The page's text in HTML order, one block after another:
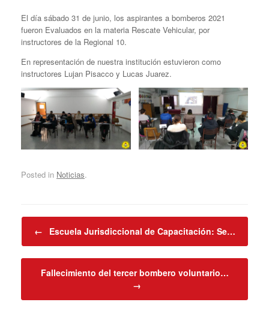
El día sábado 31 de junio, los aspirantes a bomberos 2021
fueron Evaluados en la materia Rescate Vehicular, por
instructores de la Regional 10.
En representación de nuestra institución estuvieron como
instructores Lujan Pisacco y Lucas Juarez.
Posted in Noticias.
← Escuela Jurisdiccional de Capacitación: Se…
Fallecimiento del tercer bombero voluntario…
→